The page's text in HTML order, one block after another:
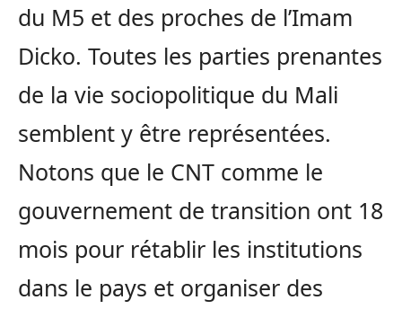
du M5 et des proches de l’Imam
Dicko. Toutes les parties prenantes
de la vie sociopolitique du Mali
semblent y être représentées.
Notons que le CNT comme le
gouvernement de transition ont 18
mois pour rétablir les institutions
dans le pays et organiser des